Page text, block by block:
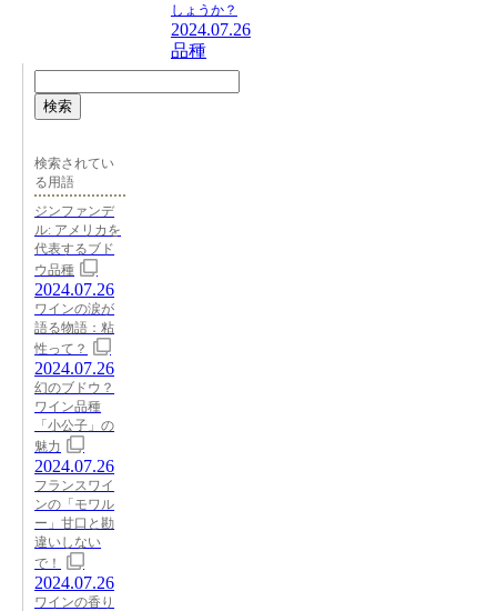
しょうか？
2024.07.26
品種
検索
検索されてい
る用語
ジンファンデ
ル: アメリカを
代表するブド
ウ品種
2024.07.26
ワインの涙が
語る物語：粘
性って？
2024.07.26
幻のブドウ？
ワイン品種
「小公子」の
魅力
2024.07.26
フランスワイ
ンの「モワル
ー」甘口と勘
違いしない
で！
2024.07.26
ワインの香り